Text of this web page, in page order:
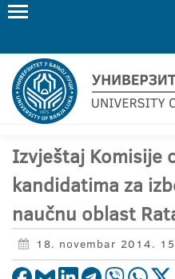
Izvještaj Komisije
kandidatima za
naučnu oblast
18. novembar 2014.